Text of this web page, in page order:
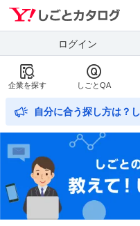
ログイン
企業を探す しごとQA
自分に合う探し方は？